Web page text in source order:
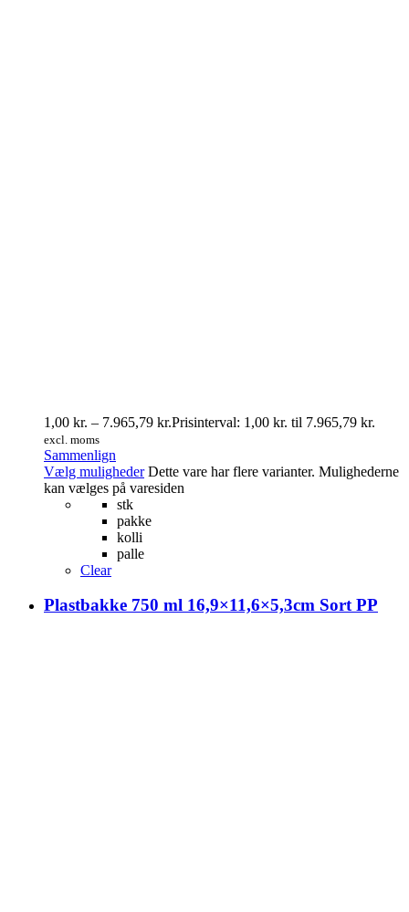
1,00 kr. – 7.965,79 kr.Prisinterval: 1,00 kr. til 7.965,79 kr.
excl. moms
Sammenlign
Vælg muligheder Dette vare har flere varianter. Mulighederne
kan vælges på varesiden
stk
pakke
kolli
palle
Clear
Plastbakke 750 ml 16,9×11,6×5,3cm Sort PP